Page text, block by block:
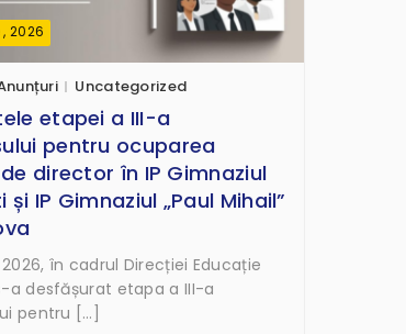
2026
Uncategorized
etapei a III-a
pentru ocuparea
director în IP Gimnaziul
și IP Gimnaziul „Paul Mihail”
în cadrul Direcției Educație
a desfășurat etapa a III-a
pentru […]